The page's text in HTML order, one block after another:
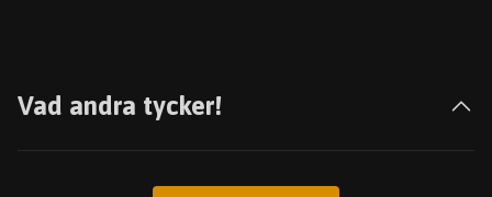
Vad andra tycker!